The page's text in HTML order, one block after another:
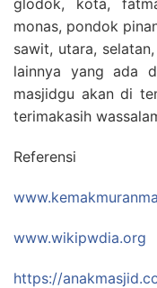
monas, pondok
sawit, utara,
lainnya yang ada
masjidgu akan di
terimakasih
Referensi
www.wikipwdia.org
https://